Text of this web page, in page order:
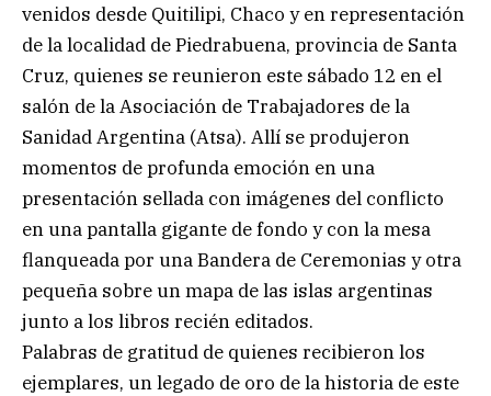
venidos desde Quitilipi, Chaco y en representación
de la localidad de Piedrabuena, provincia de Santa
Cruz, quienes se reunieron este sábado 12 en el
salón de la Asociación de Trabajadores de la
Sanidad Argentina (Atsa). Allí se produjeron
momentos de profunda emoción en una
presentación sellada con imágenes del conflicto
en una pantalla gigante de fondo y con la mesa
flanqueada por una Bandera de Ceremonias y otra
pequeña sobre un mapa de las islas argentinas
junto a los libros recién editados.
Palabras de gratitud de quienes recibieron los
ejemplares, un legado de oro de la historia de este